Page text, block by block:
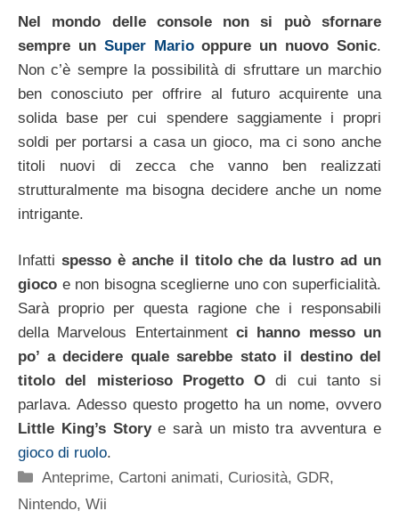
Nel mondo delle console non si può sfornare
sempre un Super Mariooppure un nuovo Sonic.
Non c’è sempre la possibilità di sfruttare un marchio
ben conosciuto per offrire al futuro acquirente una
solida base per cui spendere saggiamente i propri
soldi per portarsi a casa un gioco, ma ci sono anche
titoli nuovi di zecca che vanno ben realizzati
strutturalmente ma bisogna decidere anche un nome
intrigante.
Infatti spesso è anche il titolo che da lustro ad un
gioco e non bisogna sceglierne uno con superficialità.
Sarà proprio per questa ragione che i responsabili
della Marvelous Entertainment ci hanno messo un
po’ a decidere quale sarebbe stato il destino del
titolo del misterioso Progetto Odi cui tanto si
parlava. Adesso questo progetto ha un nome, ovvero
Little King’s Storye sarà un misto tra avventura e
gioco di ruolo.
Categorie
Anteprime, Cartoni animati, Curiosità, GDR,
Nintendo, Wii